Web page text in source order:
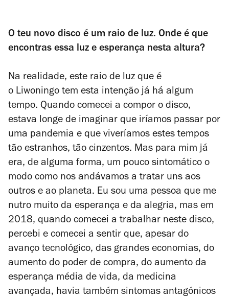
O teu novo disco é um raio de luz. Onde é que
encontras essa luz e esperança nesta altura?
Na realidade, este raio de luz que é
o Liwoningo tem esta intenção já há algum
tempo. Quando comecei a compor o disco,
estava longe de imaginar que iríamos passar por
uma pandemia e que viveríamos estes tempos
tão estranhos, tão cinzentos. Mas para mim já
era, de alguma forma, um pouco sintomático o
modo como nos andávamos a tratar uns aos
outros e ao planeta. Eu sou uma pessoa que me
nutro muito da esperança e da alegria, mas em
2018, quando comecei a trabalhar neste disco,
percebi e comecei a sentir que, apesar do
avanço tecnológico, das grandes economias, do
aumento do poder de compra, do aumento da
esperança média de vida, da medicina
avançada, havia também sintomas antagónicos